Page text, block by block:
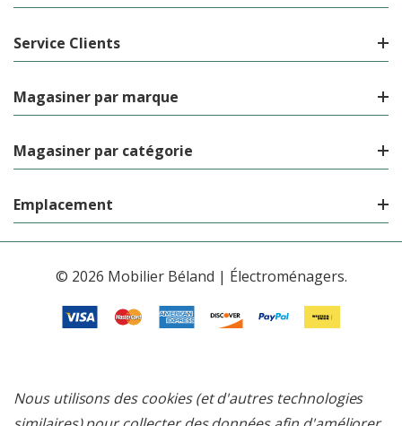
Service Clients
Magasiner par marque
Magasiner par catégorie
Emplacement
© 2026 Mobilier Béland | Électroménagers.
Nous utilisons des cookies (et d'autres technologies